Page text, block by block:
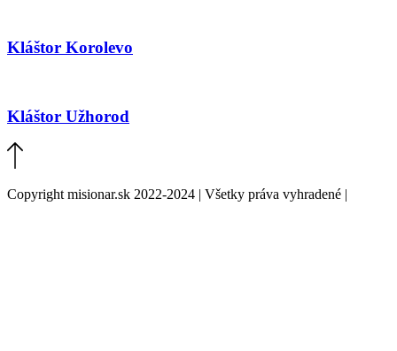
Kláštor Korolevo
Kláštor Užhorod
Copyright misionar.sk 2022-2024 | Všetky práva vyhradené |